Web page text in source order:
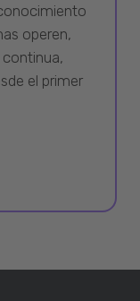
operen,
el primer